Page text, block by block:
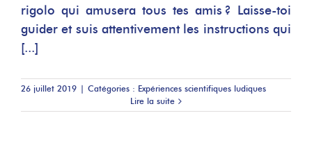
rigolo qui amusera tous tes amis ? Laisse-toi
guider et suis attentivement les instructions qui
[...]
26 juillet 2019 | Catégories : Expériences scientifiques ludiques
Lire la suite